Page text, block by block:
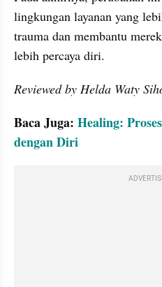
lingkungan layanan yang
trauma dan membantu
lebih percaya diri.
Reviewed by Helda Waty
Baca Juga: Healing:
dengan Diri